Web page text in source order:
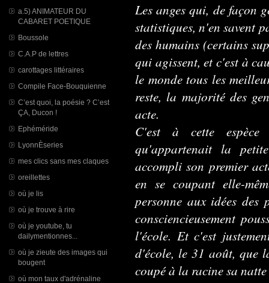
a.5) ANIMATEUR DU
CABARET POETIQUE
Boussole
C.A.P de lettres
carottages littéraires
Compile Face-Bouquienne
C’est quoi, la poésie ? C’est
ÇA, Ducon !
Ephéméride
LyonnÈseries
mes clics sans mes claques
oreillettes
où je lis
où je trouve à rire
où je youtube, tu
dailymentionnes...
où je zieute des images qui
bougent
où mon taux d'adrénaline
Les anges qui, de façon
statistiques, n'en savent
des humains (certains
qui agissent, et c'est à
le monde tous les
reste, la majorité des
acte.
C'est à cette
qu'appartenait la
accompli son premier
en se coupant elle-
personne aux idées
consciencieusement
l'école. Et c'est
d'école, le 31 août, que
coupé à la racine sa